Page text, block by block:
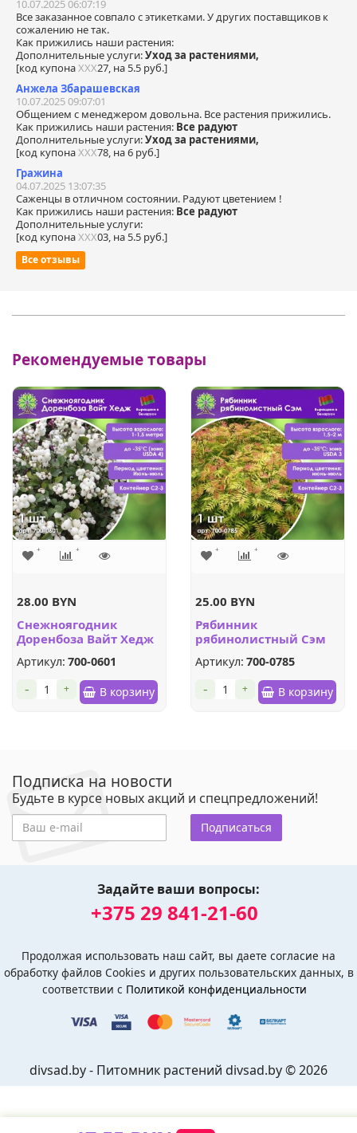
10.07.2025 06:07:19
Все заказанное совпало с этикетками. У других поставщиков к
сожалению не так.
Как прижились наши растения:
Дополнительные услуги:Уход за растениями,
[код купонаХХХ27, на 5.5 руб.]
Анжела Збарашевская
10.07.2025 09:07:01
Общением с менеджером довольна. Все растения прижились.
Как прижились наши растения: Все радуют
Дополнительные услуги:Уход за растениями,
[код купонаХХХ78, на 6 руб.]
Гражина
04.07.2025 13:07:35
Саженцы в отличном состоянии. Радуют цветением !
Как прижились наши растения: Все радуют
Дополнительные услуги:
[код купонаХХХ03, на 5.5 руб.]
Все отзывы
Рекомендуемые товары
28.00 BYN
Снежноягодник
Доренбоза Вайт Хедж
Артикул: 700-0601
+
- В корзину
25.00 BYN
Рябинник
рябинолистный Сэм
Артикул: 700-0785
+
- В корзину
Подписка на новости
Будьте в курсе новых акций и спецпредложений!
Подписаться
Задайте ваши вопросы:
+375 29 841-21-60
Продолжая использовать наш сайт, вы даете согласие на
обработку файлов Cookies и других пользовательских данных, в
соответствии с Политикой конфиденциальности
divsad.by - Питомник растений divsad.by © 2026